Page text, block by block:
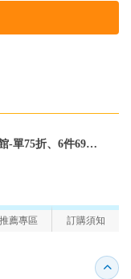
、6件69折～全館任選
推薦專區 訂購須知
收合